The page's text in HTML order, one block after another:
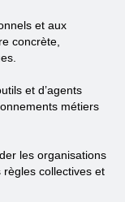
et aux
concrète,
et d’agents
métiers
les organisations
règles collectives et